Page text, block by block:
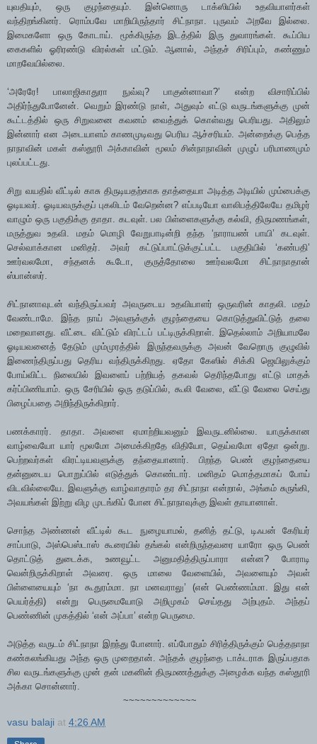
யுவதியும், ஒரு குழந்தையும். இன்னொரு டாக்ஸியில் உதவியாளர்கள்
வந்திறங்கினர். ரொம்பவே மாறியிருந்தார் சிட்நாநா. புருவம் அறவே இல்லை.
இமைகளோ ஒரு கோடாய். மூக்கிருந்த இடத்தில் இரு துவாரங்கள். கூப்பிய
கைகளில் ஓரிரண்டு விரல்கள் மட்டும். ஆனால், அந்தச் சிரிப்பும், கண்ணும்
மாறவேயில்லை.
‘அரேரே! பாலாஜிகாதுரா நுவ்வு? பாகுன்னாவா?’ என்ற விசாரிப்பில்
அதிர்ந்துபோனேன். வெறும் இரண்டு நாள், அதுவும் எட்டு வருடங்களுக்கு முன்
கூட்டத்தில் ஒரு சிறுவனை கவனம் வைத்துக் கொள்வது பெரியது. அதிலும்
இன்னார் என அடையாளம் காணமுடிவது பெரிய ஆச்சரியம். அன்றைக்கு பெத்த
நாநாவின் மகள் கஸ்தூரி அக்காவின் மூலம் சின்நாநாவின் முழுப் பரிமாணமும்
புலப்பட்டது.
சிறு வயதில் வீட்டில் காசு திருடியதற்காக தாத்தையா அடித்த அடியில் மும்பைக்கு
ஓடியவர். ஓடியவருக்குப் புகலிடம் வேறென்ன? எப்படியோ வாலிபத்திலேயே தமிழர்
வாழும் ஒரு பகுதிக்கு தாதா. கடவுள். பல பிள்ளைகளுக்கு கல்வி, திருமணங்கள்,
மருத்துவ உதவி. மதம் மொழி வேறுபாடின்றி தந்த ‘நாராயண் பாயி’ கடவுள்.
செல்வாக்கான மனிதர். அவர் கட்டுப்பாட்டுக்குட்பட்ட பகுதியில் ‘கண்பதி’
ஊர்வலமோ, சந்தனக் கூடோ, குருத்தோலை ஊர்வலமோ சிட்நாநாதான்
ஸ்பான்ஸர்.
சிட்நானாவுடன் வந்திருப்பவர் அவருடைய உதவியாளர் ஒருவரின் காதலி. மதம்
வேண்டாமே. இந்த நாய் அவளுக்குக் குழந்தையை கொடுத்துவிட்டுத் தலை
மறைவானது. வீட்டை விட்டும் விரட்டப் பட்டிருக்கிறாள். இதெல்லாம் அறியாமலே
ஓடியவனைத் தேடும் மும்முரத்தில் இருந்தவருக்கு அவன் வேறொரு குழுவில்
இணைந்திருப்பது தெரிய வந்திருக்கிறது. ஏதோ கேஸில் சிக்கி ஜெயிலுக்கும்
போய்விட்ட நிலையில் இவளைப் பற்றியத் தகவல் தெரிந்தபோது எட்டு மாதக்
கர்ப்பிணியாம். ஒரு சேரியில் ஒரு தடுப்பில், கூலி வேலை, வீட்டு வேலை செய்து
பிழைப்பதை அறிந்திருக்கிறார்.
பணக்காரர். தாதா. அவளை ஏமாற்றியவனும் இவருடனில்லை. யாருக்கான
வாழ்வையோ யார் மூலமோ அமைக்கிறதே விதியோ, தெய்வமோ ஏதோ ஒன்று.
பெற்றவர்கள் விரட்டியவளுக்கு தந்தையானார். பிறந்த பெண் குழந்தையை
தன்னுடைய பொறுப்பில் எடுத்துக் கொண்டார். மனிதம் மொத்தமாகப் போய்
விடவில்லையே. இவளுக்கு வாழ்வாதாரம் தர சிட்நாநா என்றால், அங்கம் சுருங்கி,
அவயங்கள் இற்று விழ முடங்கிப் போன சிட்நாநாவுக்கு இவள் தாயானாள்.
சொந்த அண்ணன் வீட்டில் கூட நுழையாமல், தனித் தட்டு, டிஃபன் கேரியர்
சாப்பாடு, அஸ்பெஸ்டாஸ் கூரையில் தங்கல் என்றிருந்தவரை யாரோ ஒரு பெண்
தொட்டுத் துடைக்க, உணவூட்ட அனுமதித்திருப்பாரா என்ன? போராடி
வென்றிருக்கிறாள் அவரை. ஒரு மாலை வேளையில், அவளையும் அவள்
பிள்ளையையும் ‘நா கூதுரம்மா. நா மனவராலு’ (என் பெண்ணம்மா. இது என்
பெயர்த்தி) என்று பெருமையோடு அறிமுகம் செய்தது அற்புதம். அந்தப்
பெண்ணின் முகத்தில் ‘என் அப்பா’ என்ற பெருமை.
அடுத்த வருடம் சிட்நாநா இறந்து போனார். எப்போதும் சிரித்திருக்கும் பெத்தநாநா
கண்கலங்கியது அந்த ஒரு முறைதான். அந்தக் குழந்தை டாக்டராக இருப்பதாக
சில வருடங்களுக்கு முன் தன் மகனின் திருமணத்துக்கு அழைக்க வந்த கஸ்தூரி
அக்கா சொன்னார்.
~~~~~~~~~~~~~
vasu balaji at 4:26 AM